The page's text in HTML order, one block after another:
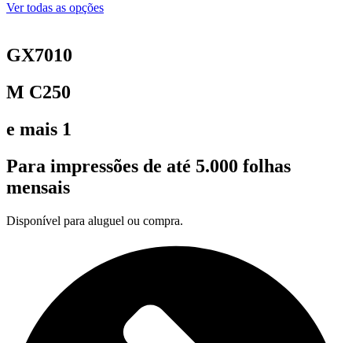
Ver todas as opções
GX7010
M C250
e mais 1
Para impressões de até 5.000 folhas
mensais
Disponível para aluguel ou compra.